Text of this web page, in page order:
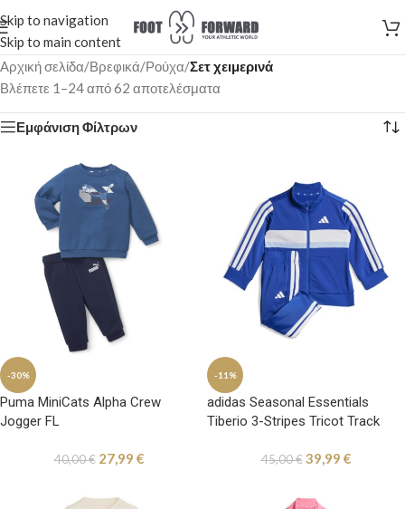
Skip to navigation
Skip to main content
Αρχική σελίδα/Βρεφικά/Ρούχα/Σετ χειμερινά
Βλέπετε 1–24 από 62 αποτελέσματα
Εμφάνιση Φίλτρων
-30%
Puma MiniCats Alpha Crew
Jogger FL
40,00€ 27,99 €
-11%
adidas Seasonal Essentials
Tiberio 3-Stripes Tricot Track
45,00€ 39,99 €